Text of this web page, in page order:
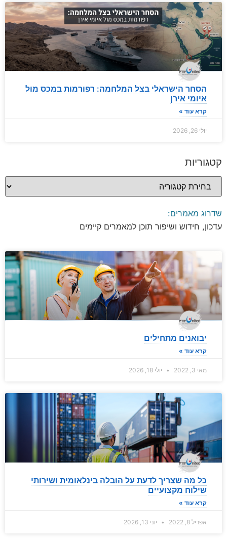
הסחר הישראלי בצל המלחמה: רפורמות במכס מול
איומי אירן
קרא עוד »
יולי 26, 2026
קטגוריות
שדרוג מאמרים:
עדכון, חידוש ושיפור תוכן למאמרים קיימים
יבואנים מתחילים
קרא עוד »
מאי 3, 2022 יולי 18, 2026
כל מה שצריך לדעת על הובלה בינלאומית ושירותי
שילוח מקצועיים
קרא עוד »
אפריל 8, 2022 יוני 13, 2026